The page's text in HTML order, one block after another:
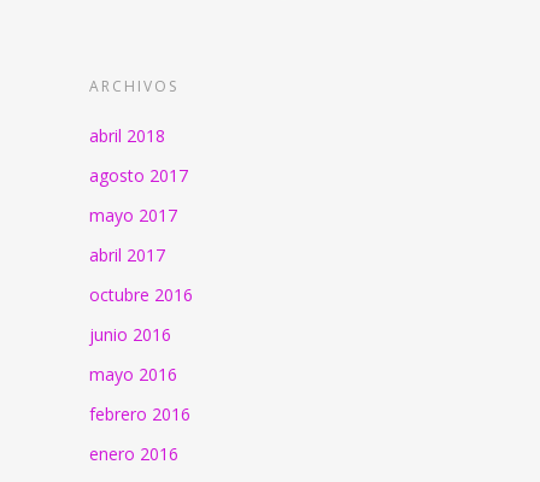
ARCHIVOS
abril 2018
agosto 2017
mayo 2017
abril 2017
octubre 2016
junio 2016
mayo 2016
febrero 2016
enero 2016